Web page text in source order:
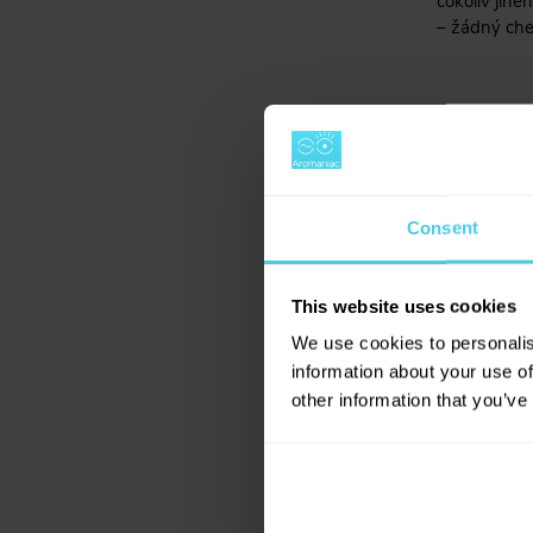
Consent
This website uses cookies
We use cookies to
information about your use
other information that
– žádný
Jaký je